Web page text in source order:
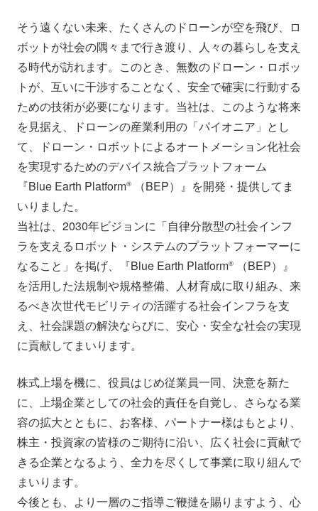
そう遠くない未来、たくさんのドローンが空を飛び、ロ
ボットが社会の隅々まで行き渡り、人々の暮らしを支え
る時代が訪れます。このとき、無数のドローン・ロボッ
トが、互いに干渉することなく、安全で確実に行動する
ための技術が必要になります。当社は、このような将来
を見据え、ドローンの産業利用の「パイオニア」とし
て、ドローン・ロボットによるオートメーション化社会
を実現するためのデバイス統合プラットフォーム
『Blue Earth Platform®︎
（BEP）』を開発・提供してま
いりました。
当社は、2030年ビジョンに「自律分散型の社会インフ
ラを支えるロボット・システムのプラットフォーマーに
なること」を掲げ、『Blue Earth Platform®︎
（BEP）』
を活用した法規制や規格整備、人材育成に取り組み、来
るべき次世代モビリティの活躍する社会インフラを支
え、社会課題の解決ならびに、安心・安全な社会の実現
に貢献してまいります。
株式上場を機に、役員はじめ従業員一同、決意を新た
に、上場企業としての社会的責任を自覚し、さらなる業
容の拡大とともに、お客様、パートナー様はもとより、
株主・投資家の皆様のご期待に沿い、広く社会に貢献で
きる企業となるよう、全力を尽くして事業に取り組んで
まいります。
今後とも、より一層のご指導ご鞭撻を賜りますよう、心